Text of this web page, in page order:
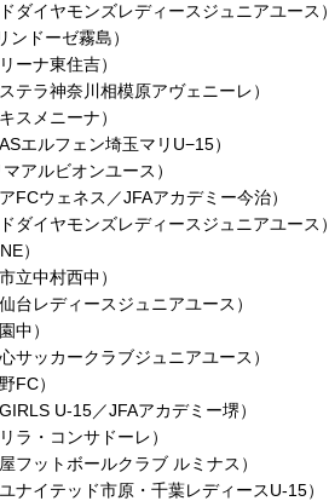
イヤモンズレディースジュニアユース）
ドーゼ霧島）
ーナ東住吉）
ラ神奈川相模原アヴェニーレ）
メニーナ）
エルフェン埼玉マリU−15）
アルビオンユース）
ウェネス／JFAアカデミー今治）
イヤモンズレディースジュニアユース）
）
中村西中）
レディースジュニアユース）
中）
ッカークラブジュニアユース）
FC）
U-15／JFAアカデミー堺）
・コンサドーレ）
ットボールクラブ ルミナス）
イテッド市原・千葉レディースU-15）